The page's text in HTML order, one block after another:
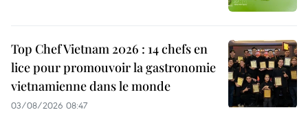
Top Chef Vietnam 2026 : 14 chefs en
lice pour promouvoir la gastronomie
vietnamienne dans le monde
03/08/2026 08:47